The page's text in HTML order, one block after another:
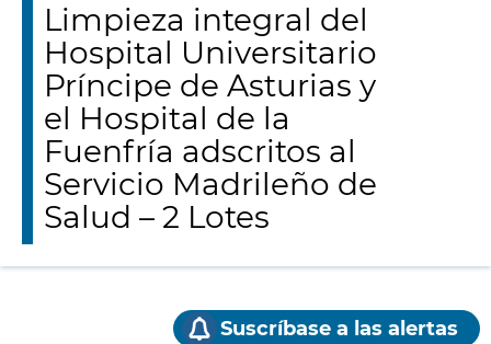
Limpieza integral del
Hospital Universitario
Príncipe de Asturias y
el Hospital de la
Fuenfría adscritos al
Servicio Madrileño de
Salud – 2 Lotes
Suscríbase a las alertas